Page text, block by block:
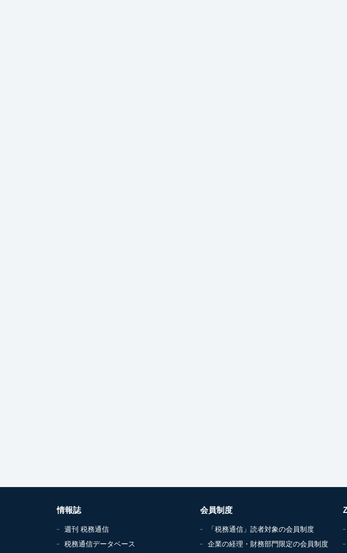
情報誌
週刊 税務通信
税務通信データベース
会員制度
「税務通信」読者対象の会員制度
企業の経理・財務部門限定の会員制度